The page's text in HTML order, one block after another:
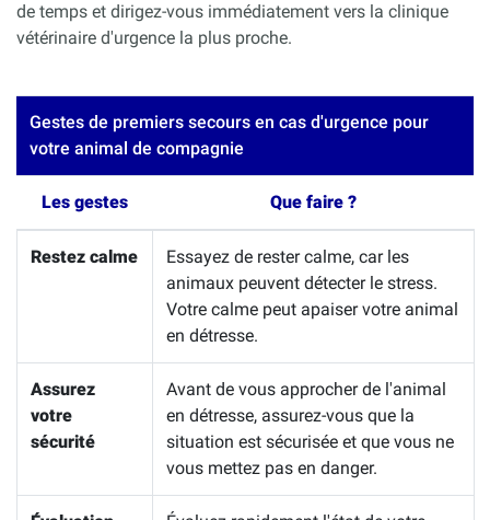
de temps et dirigez-vous immédiatement vers la clinique
vétérinaire d'urgence la plus proche.
Gestes de premiers secours en cas d'urgence pour
votre animal de compagnie
Les gestes Que faire ?
Restez calme
Essayez de rester calme, car les
animaux peuvent détecter le stress.
Votre calme peut apaiser votre animal
en détresse.
Assurez
votre
sécurité
Avant de vous approcher de l'animal
en détresse, assurez-vous que la
situation est sécurisée et que vous ne
vous mettez pas en danger.